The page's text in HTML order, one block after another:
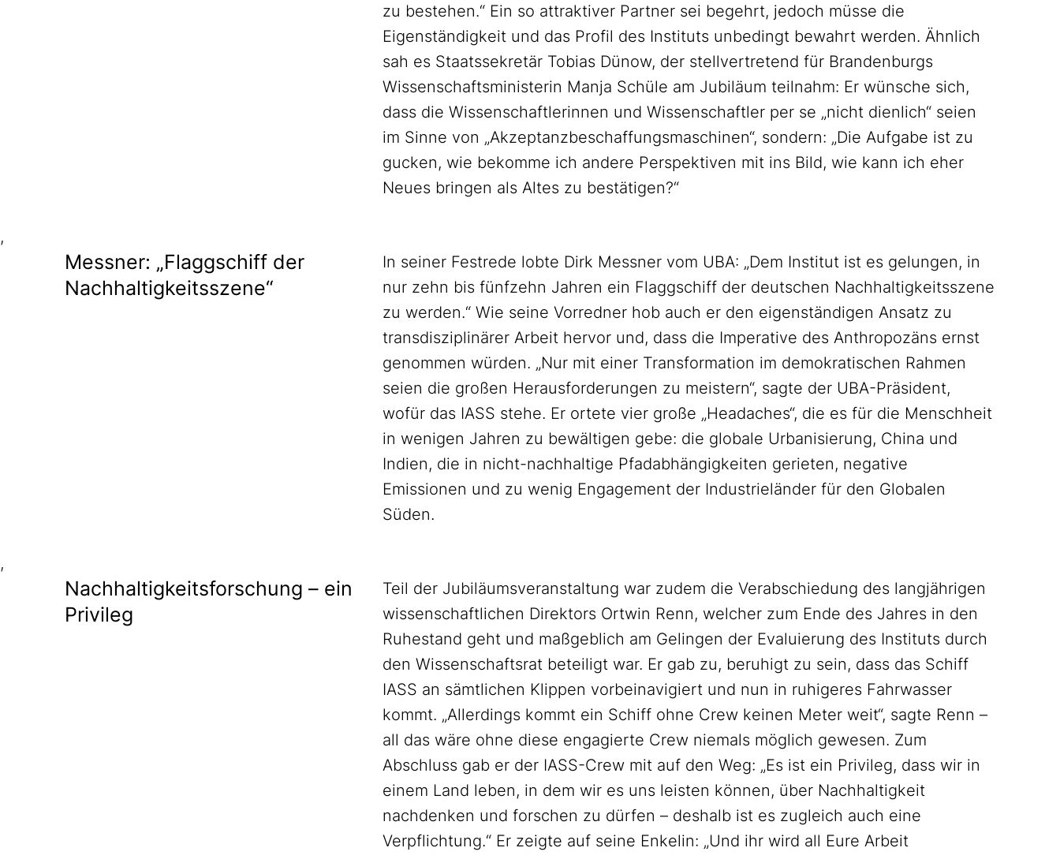
zu bestehen.“ Ein so attraktiver Partner sei begehrt, jedoch müsse die
Eigenständigkeit und das Profil des Instituts unbedingt bewahrt werden. Ähnlich
sah es Staatssekretär Tobias Dünow, der stellvertretend für Brandenburgs
Wissenschaftsministerin Manja Schüle am Jubiläum teilnahm: Er wünsche sich,
dass die Wissenschaftlerinnen und Wissenschaftler per se „nicht dienlich“ seien
im Sinne von „Akzeptanzbeschaffungsmaschinen“, sondern: „Die Aufgabe ist zu
gucken, wie bekomme ich andere Perspektiven mit ins Bild, wie kann ich eher
Neues bringen als Altes zu bestätigen?“
,
Messner: „Flaggschiff der
Nachhaltigkeitsszene“
In seiner Festrede lobte Dirk Messner vom UBA: „Dem Institut ist es gelungen, in
nur zehn bis fünfzehn Jahren ein Flaggschiff der deutschen Nachhaltigkeitsszene
zu werden.“ Wie seine Vorredner hob auch er den eigenständigen Ansatz zu
transdisziplinärer Arbeit hervor und, dass die Imperative des Anthropozäns ernst
genommen würden. „Nur mit einer Transformation im demokratischen Rahmen
seien die großen Herausforderungen zu meistern“, sagte der UBA-Präsident,
wofür das IASS stehe. Er ortete vier große „Headaches“, die es für die Menschheit
in wenigen Jahren zu bewältigen gebe: die globale Urbanisierung, China und
Indien, die in nicht-nachhaltige Pfadabhängigkeiten gerieten, negative
Emissionen und zu wenig Engagement der Industrieländer für den Globalen
Süden.
,
Nachhaltigkeitsforschung – ein
Privileg
Teil der Jubiläumsveranstaltung war zudem die Verabschiedung des langjährigen
wissenschaftlichen Direktors Ortwin Renn, welcher zum Ende des Jahres in den
Ruhestand geht und maßgeblich am Gelingen der Evaluierung des Instituts durch
den Wissenschaftsrat beteiligt war. Er gab zu, beruhigt zu sein, dass das Schiff
IASS an sämtlichen Klippen vorbeinavigiert und nun in ruhigeres Fahrwasser
kommt. „Allerdings kommt ein Schiff ohne Crew keinen Meter weit“, sagte Renn –
all das wäre ohne diese engagierte Crew niemals möglich gewesen. Zum
Abschluss gab er der IASS-Crew mit auf den Weg: „Es ist ein Privileg, dass wir in
einem Land leben, in dem wir es uns leisten können, über Nachhaltigkeit
nachdenken und forschen zu dürfen – deshalb ist es zugleich auch eine
Verpflichtung.“ Er zeigte auf seine Enkelin: „Und ihr wird all Eure Arbeit